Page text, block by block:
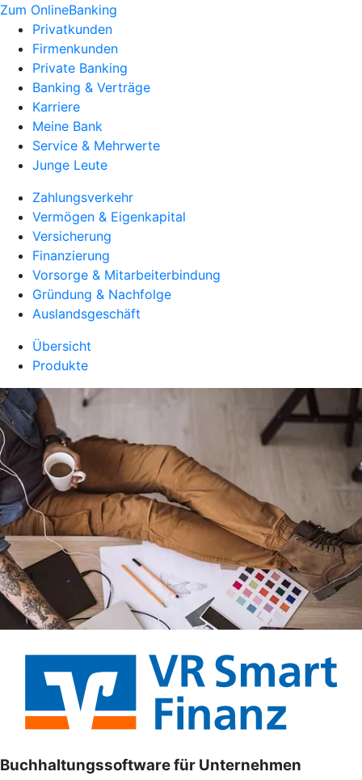
Zum OnlineBanking
Privatkunden
Firmenkunden
Private Banking
Banking & Verträge
Karriere
Meine Bank
Service & Mehrwerte
Junge Leute
Zahlungsverkehr
Vermögen & Eigenkapital
Versicherung
Finanzierung
Vorsorge & Mitarbeiterbindung
Gründung & Nachfolge
Auslandsgeschäft
Übersicht
Produkte
Buchhaltungssoftware für Unternehmen